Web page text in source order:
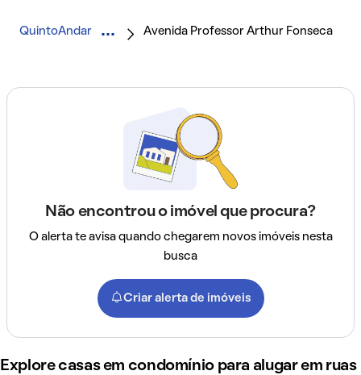
QuintoAndar Avenida Professor Arthur Fonseca
Não encontrou o imóvel que procura?
O alerta te avisa quando chegarem novos imóveis nesta
busca
Criar alerta de imóveis
Explore casas em condomínio para alugar em ruas